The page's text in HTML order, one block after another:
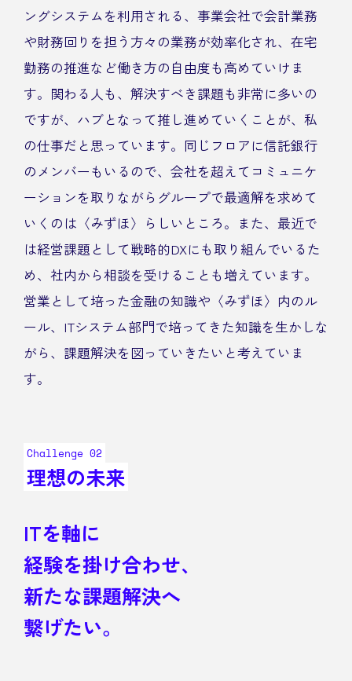
ングシステムを利用される、事業会社で会計業務
や財務回りを担う方々の業務が効率化され、在宅
勤務の推進など働き方の自由度も高めていけま
す。関わる人も、解決すべき課題も非常に多いの
ですが、ハブとなって推し進めていくことが、私
の仕事だと思っています。同じフロアに信託銀行
のメンバーもいるので、会社を超えてコミュニケ
ーションを取りながらグループで最適解を求めて
いくのは〈みずほ〉らしいところ。また、最近で
は経営課題として戦略的DXにも取り組んでいるた
め、社内から相談を受けることも増えています。
営業として培った金融の知識や〈みずほ〉内のル
ール、ITシステム部門で培ってきた知識を生かしな
がら、課題解決を図っていきたいと考えていま
す。
Challenge 02
理想の未来
ITを軸に
経験を掛け合わせ、
新たな課題解決へ
繋げたい。